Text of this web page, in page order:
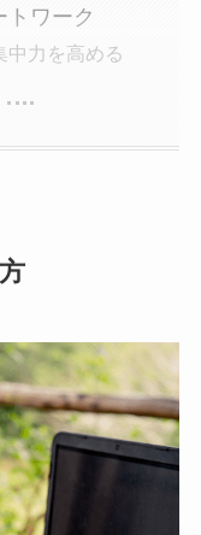
トワーク
中力を高める